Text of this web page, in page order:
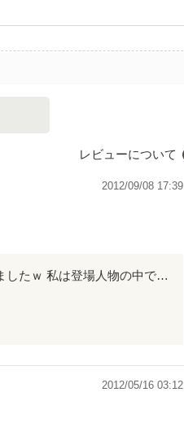
レビューについて
2012/09/08 17:39
ドキドキしてワクワクして… 気づいたら もう読み終わっちゃいましたｗ 私は登場人物の中で もうめっちゃ美和が大好きです!! 努力して頑張って プライド高くって元気で… 美和みたいな友達が１人欲しい!笑 直子に嫉妬しちゃいます…♪ 続編も読みます 美和になんか勇気づけられたのでｗ メンタル的に強くなれる気がします！ 本当に感動しました ありがとう★
2012/05/16 03:12